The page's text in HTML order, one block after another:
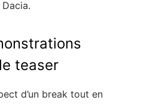
teaser
d’un break tout en